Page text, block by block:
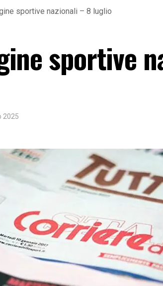
sportive nazionali – 8 luglio
sportive
2025